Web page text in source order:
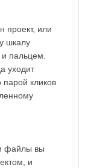
проект, или
шкалу
пальцем.
уходит
парой кликов
файлы вы
и